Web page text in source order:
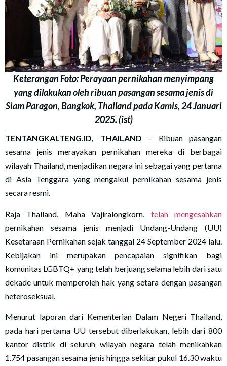
Keterangan Foto: Perayaan pernikahan menyimpang
yang dilakukan oleh ribuan pasangan sesama jenis di
Siam Paragon, Bangkok, Thailand pada Kamis, 24 Januari
2025. (ist)
TENTANGKALTENG.ID, THAILAND – Ribuan pasangan
sesama jenis merayakan pernikahan mereka di berbagai
wilayah Thailand, menjadikan negara ini sebagai yang pertama
di Asia Tenggara yang mengakui pernikahan sesama jenis
secara resmi.
Raja Thailand, Maha Vajiralongkorn, telah mengesahkan
pernikahan sesama jenis menjadi Undang-Undang (UU)
Kesetaraan Pernikahan sejak tanggal 24 September 2024 lalu.
Kebijakan ini merupakan pencapaian signifikan bagi
komunitas LGBTQ+ yang telah berjuang selama lebih dari satu
dekade untuk memperoleh hak yang setara dengan pasangan
heteroseksual.
Menurut laporan dari Kementerian Dalam Negeri Thailand,
pada hari pertama UU tersebut diberlakukan, lebih dari 800
kantor distrik di seluruh wilayah negara telah menikahkan
1.754 pasangan sesama jenis hingga sekitar pukul 16.30 waktu